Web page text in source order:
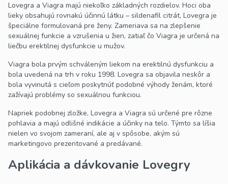
Lovegra a Viagra majú niekoľko základných rozdielov. Hoci oba
lieky obsahujú rovnakú účinnú látku – sildenafil citrát, Lovegra je
špeciálne formulovaná pre ženy. Zameriava sa na zlepšenie
sexuálnej funkcie a vzrušenia u žien, zatiaľ čo Viagra je určená na
liečbu erektilnej dysfunkcie u mužov.
Viagra bola prvým schváleným liekom na erektilnú dysfunkciu a
bola uvedená na trh v roku 1998. Lovegra sa objavila neskôr a
bola vyvinutá s cieľom poskytnúť podobné výhody ženám, ktoré
zažívajú problémy so sexuálnou funkciou.
Napriek podobnej zložke, Lovegra a Viagra sú určené pre rôzne
pohlavia a majú odlišné indikácie a účinky na telo. Týmto sa líšia
nielen vo svojom zameraní, ale aj v spôsobe, akým sú
marketingovo prezentované a predávané.
Aplikácia a dávkovanie Lovegry